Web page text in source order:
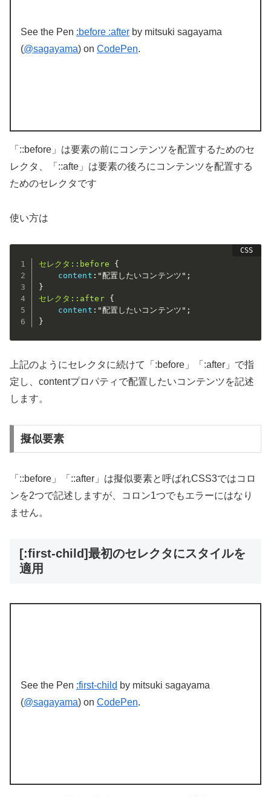
See the Pen :before :after by mitsuki sagayama
(@sagayama) on CodePen.
「::before」は要素の前にコンテンツを配置するためのセ
レクタ、「::afte」は要素の後ろにコンテンツを配置する
ためのセレクタです
使い方は
セレクタ::before
{
content : "配置したいコンテンツ" ;
}
セレクタ::after
{
content : "配置したいコンテンツ" ;
}
上記のようにセレクタに続けて「:before」「:after」で指
定し、contentプロパティで配置したいコンテンツを記述
します。
擬似要素
「::before」「::after」は擬似要素と呼ばれCSS3ではコロ
ンを2つで記述しますが、コロン1つでもエラーにはなり
ません。
[:first-child]最初のセレクタにスタイルを
適用
See the Pen :first-child by mitsuki sagayama
(@sagayama) on CodePen.